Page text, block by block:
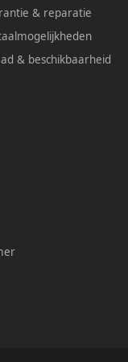
& reparatie
& beschikbaarheid